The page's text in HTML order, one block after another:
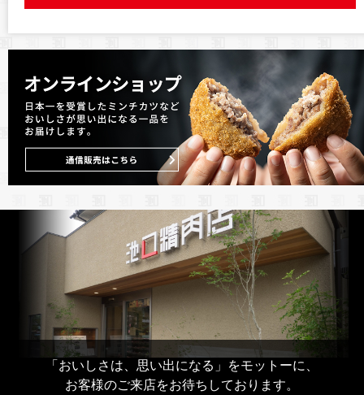
「おいしさは、思い出になる」をモットーに、
お客様のご来店をお待ちしております。